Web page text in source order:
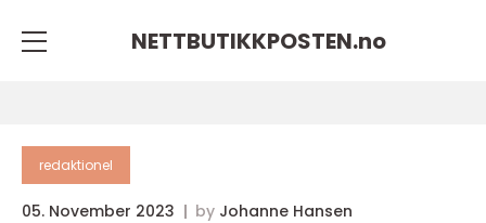
NETTBUTIKKPOSTEN.no
redaktionel
05. November 2023 by Johanne Hansen